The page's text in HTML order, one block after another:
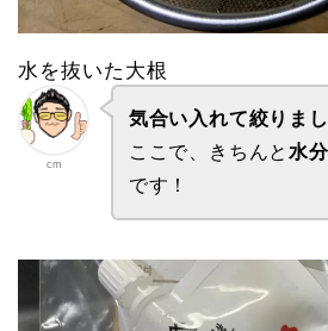
水を抜いた大根
cm
気合い入れて絞りまし
ここで、きちんと 水
です！